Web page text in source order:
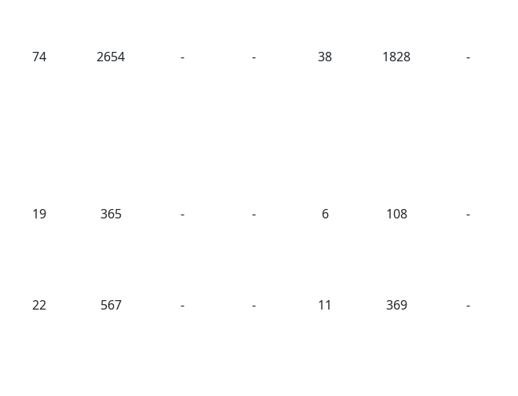
74 2654 - - 38 1828 -
19 365 - - 6 108 -
22 567 - - 11 369 -